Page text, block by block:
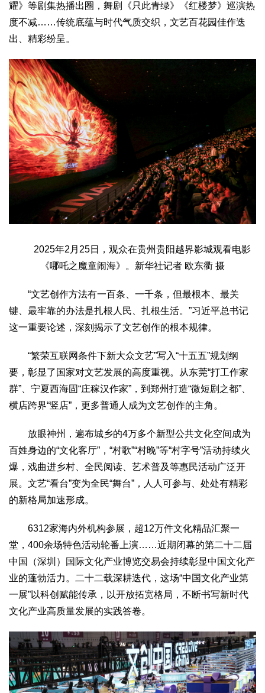
耀》等剧集热播出圈，舞剧《只此青绿》《红楼梦》巡演热
度不减……传统底蕴与时代气质交织，文艺百花园佳作迭
出、精彩纷呈。
2025年2月25日，观众在贵州贵阳越界影城观看电影
《哪吒之魔童闹海》。新华社记者 欧东衢 摄
“文艺创作方法有一百条、一千条，但最根本、最关
键、最牢靠的办法是扎根人民、扎根生活。”习近平总书记
这一重要论述，深刻揭示了文艺创作的根本规律。
“繁荣互联网条件下新大众文艺”写入“十五五”规划纲
要，彰显了国家对文艺发展的高度重视。从东莞“打工作家
群”、宁夏西海固“庄稼汉作家”，到郑州打造“微短剧之都”、
横店跨界“竖店”，更多普通人成为文艺创作的主角。
放眼神州，遍布城乡的4万多个新型公共文化空间成为
百姓身边的“文化客厅”，“村歌”“村晚”等“村字号”活动持续火
爆，戏曲进乡村、全民阅读、艺术普及等惠民活动广泛开
展。文艺“看台”变为全民“舞台”，人人可参与、处处有精彩
的新格局加速形成。
6312家海内外机构参展，超12万件文化精品汇聚一
堂，400余场特色活动轮番上演……近期闭幕的第二十二届
中国（深圳）国际文化产业博览交易会持续彰显中国文化产
业的蓬勃活力。二十二载深耕迭代，这场“中国文化产业第
一展”以科创赋能传承，以开放拓宽格局，不断书写新时代
文化产业高质量发展的实践答卷。